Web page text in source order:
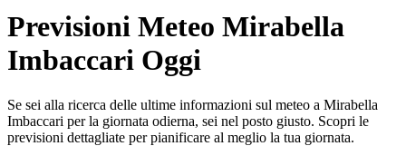
Previsioni Meteo Mirabella
Imbaccari Oggi
Se sei alla ricerca delle ultime informazioni sul meteo a Mirabella
Imbaccari per la giornata odierna, sei nel posto giusto. Scopri le
previsioni dettagliate per pianificare al meglio la tua giornata.